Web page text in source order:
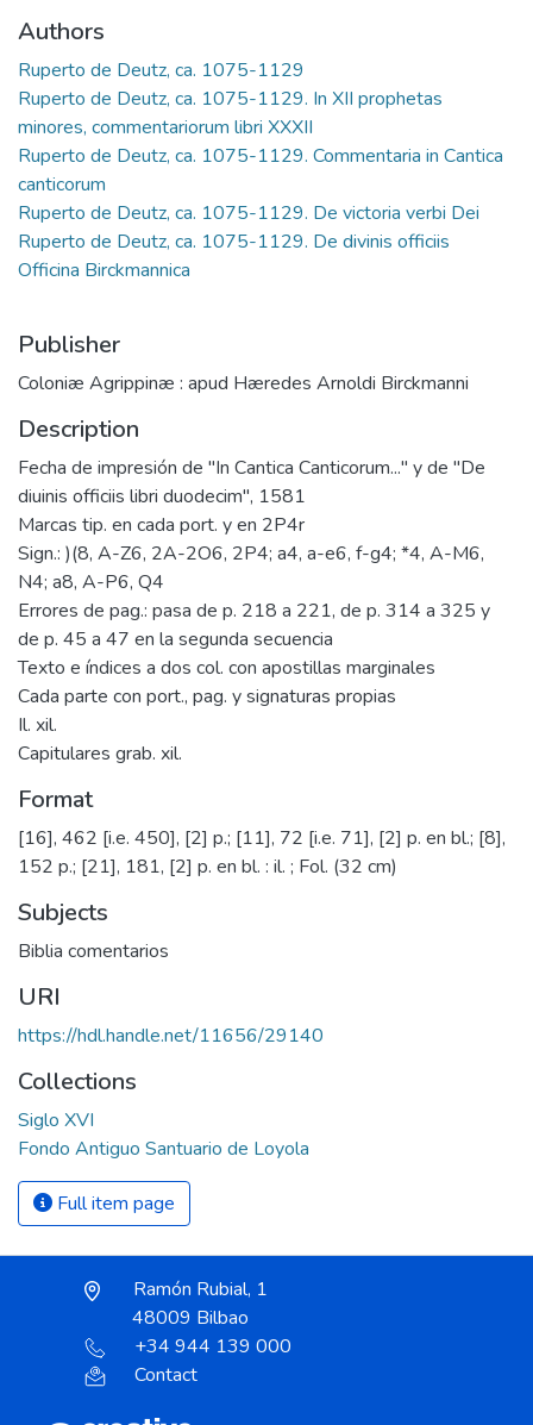
Authors
Ruperto de Deutz, ca. 1075-1129
Ruperto de Deutz, ca. 1075-1129. In XII prophetas
minores, commentariorum libri XXXII
Ruperto de Deutz, ca. 1075-1129. Commentaria in Cantica
canticorum
Ruperto de Deutz, ca. 1075-1129. De victoria verbi Dei
Ruperto de Deutz, ca. 1075-1129. De divinis officiis
Officina Birckmannica
Publisher
Coloniæ Agrippinæ : apud Hæredes Arnoldi Birckmanni
Description
Fecha de impresión de "In Cantica Canticorum..." y de "De
diuinis officiis libri duodecim", 1581
Marcas tip. en cada port. y en 2P4r
Sign.: )(8, A-Z6, 2A-2O6, 2P4; a4, a-e6, f-g4; *4, A-M6,
N4; a8, A-P6, Q4
Errores de pag.: pasa de p. 218 a 221, de p. 314 a 325 y
de p. 45 a 47 en la segunda secuencia
Texto e índices a dos col. con apostillas marginales
Cada parte con port., pag. y signaturas propias
Il. xil.
Capitulares grab. xil.
Format
[16], 462 [i.e. 450], [2] p.; [11], 72 [i.e. 71], [2] p. en bl.; [8],
152 p.; [21], 181, [2] p. en bl. : il. ; Fol. (32 cm)
Subjects
Biblia comentarios
URI
https://hdl.handle.net/11656/29140
Collections
Siglo XVI
Fondo Antiguo Santuario de Loyola
Full item page
Ramón Rubial, 1
48009 Bilbao
+34 944 139 000
Contact